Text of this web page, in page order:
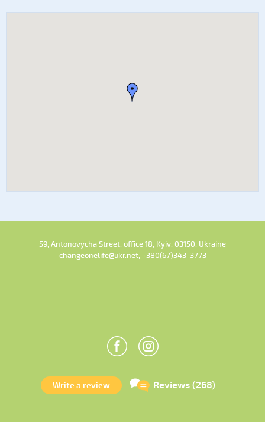
59, Antonovycha Street, office 18, Kyiv, 03150, Ukraine
changeonelife@ukr.net, +380(67)343-3773
Write a review Reviews (268)